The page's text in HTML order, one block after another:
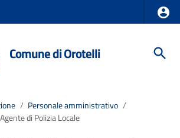
Comune di Orotelli
/ Personale amministrativo /
Agente di Polizia Locale